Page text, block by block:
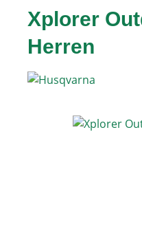
Xplorer
Herren
Bildergalerie